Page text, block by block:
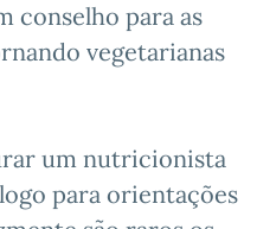
conselho para as
vegetarianas
um nutricionista
para orientações